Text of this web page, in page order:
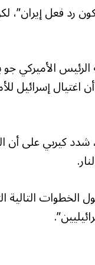
فعل إيران”،
الأميركي جو
إسرائيل
كيربي على أن
التالية